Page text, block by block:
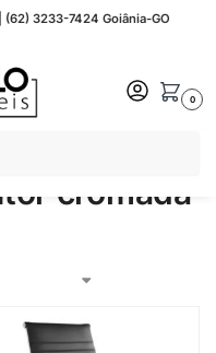
3233-7424 Goiânia-GO
0
interlocutor cromada”
cromada